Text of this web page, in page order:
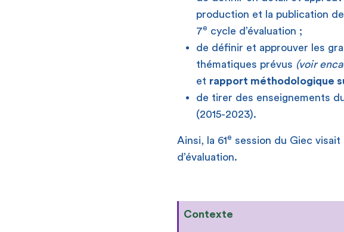
production et la publication
7e cycle d’évaluation ;
de définir et approuver les
thématiques prévus (voir
et rapport méthodologique
de tirer des enseignements
(2015-2023).
Ainsi, la 61e session du Giec
d’évaluation.
Contexte